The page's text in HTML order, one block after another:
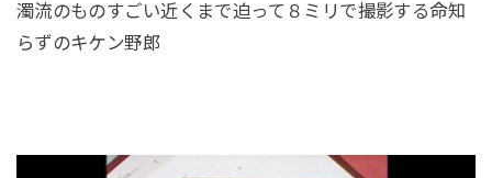
濁流のものすごい近くまで迫って８ミリで撮影する命知
らずのキケン野郎